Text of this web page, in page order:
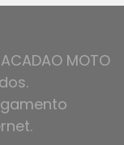
MOTO